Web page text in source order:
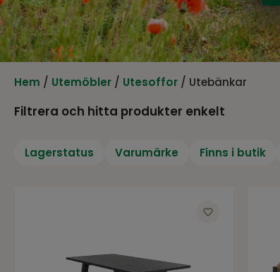
Hem / Utemöbler / Utesoffor / Utebänkar
Filtrera och hitta produkter enkelt
Lagerstatus Varumärke Finns i butik